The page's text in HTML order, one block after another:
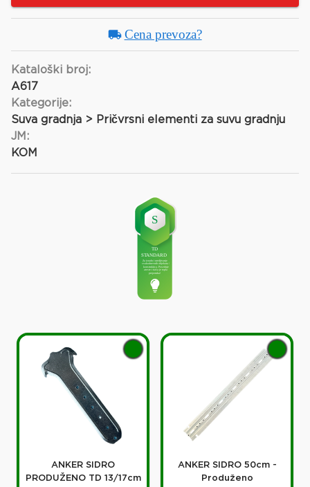
Cena prevoza?
Kataloški broj:
A617
Kategorije:
Suva gradnja > Pričvrsni elementi za suvu gradnju
JM:
KOM
ANKER SIDRO
PRODUŽENO TD 13/17cm
ANKER SIDRO 50cm -
Produženo